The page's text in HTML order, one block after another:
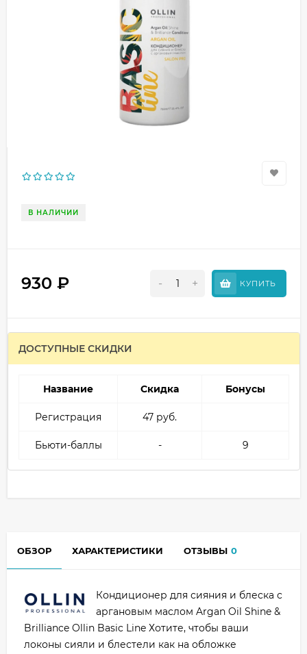
В НАЛИЧИИ
930 ₽ - + КУПИТЬ
ДОСТУПНЫЕ СКИДКИ
Название Скидка Бонусы
Регистрация 47 руб.
Бьюти-баллы - 9
ОБЗОР ХАРАКТЕРИСТИКИ ОТЗЫВЫ 0
Кондиционер для сияния и блеска с
аргановым маслом Argan Oil Shine &
Brilliance Ollin Basic Line Хотите, чтобы ваши
локоны сияли и блестели как на обложке